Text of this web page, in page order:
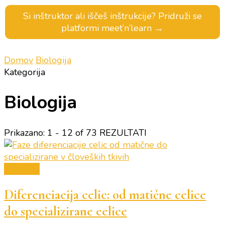
Si inštruktor ali iščeš inštrukcije? Pridruži se
platformi meet’n’learn →
Domov Biologija
Kategorija
Biologija
Prikazano: 1 - 12 of 73 REZULTATI
Diferenciacija celic: od matične celice
do specializirane celice